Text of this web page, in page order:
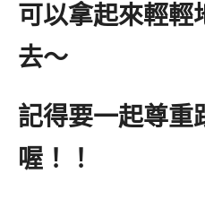
可以拿起來輕輕
去～
記得要一起尊重
喔！！